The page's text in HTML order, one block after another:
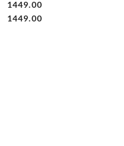
Cena:
1449.00
Cena:
1449.00